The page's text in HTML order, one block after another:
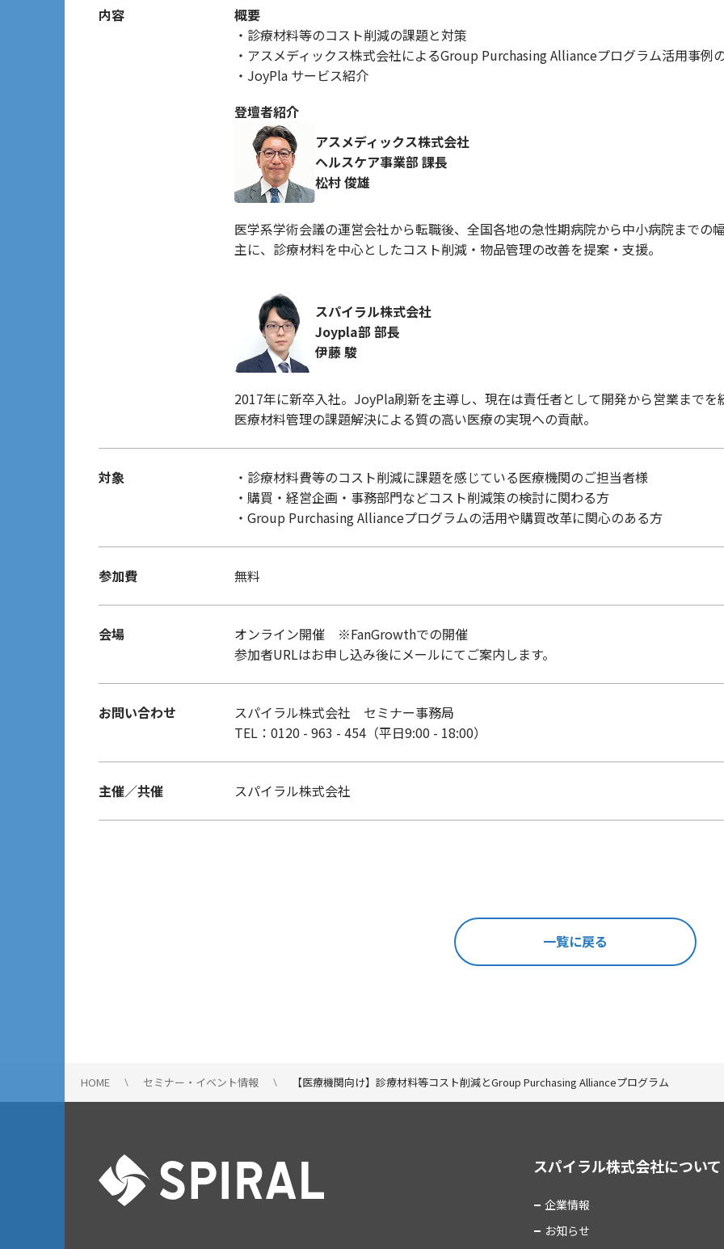
内容
概要
・診療材料等のコスト削減の課題と対策
・アスメディックス株式会社によるGroup Purchasing Allianceプログラム活用事例
・ JoyPla サービス紹介
登壇者紹介
アスメディックス株式会社
ヘルスケア事業部 課長
松村 俊雄
医学系学術会議の運営会社から転職後、全国各地の急性期病院から中小病院までの
主に、診療材料を中心としたコスト削減・物品管理の改善を提案・支援。 ​
スパイラル株式会社
Joypla部 部長
伊藤 駿
2017年に新卒入社。JoyPla刷新を主導し、現在は責任者として開発から営業までを
医療材料管理の課題解決による質の高い医療の実現への貢献。 ​
対象
・診療材料費等のコスト削減に課題を感じている医療機関のご担当者様
・購買・経営企画・事務部門などコスト削減策の検討に関わる方
・Group Purchasing Allianceプログラムの活用や購買改革に関心のある方
参加費 無料
会場
オンライン開催 ※FanGrowthでの開催
参加者URLはお申し込み後にメールにてご案内します。
お問い合わせ
スパイラル株式会社 セミナー事務局
TEL：0120 - 963 - 454（平日9:00 - 18:00）
主催／共催 スパイラル株式会社
一覧に戻る
HOME セミナー・イベント情報 【医療機関向け】診療材料等コスト削減とGroup Purchasing Allianceプログラム
スパイラル株式会社について
企業情報
お知らせ